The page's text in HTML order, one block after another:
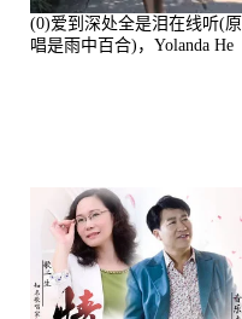
(0)爱到深处全是泪在线听(原
唱是雨中百合)，Yolanda He